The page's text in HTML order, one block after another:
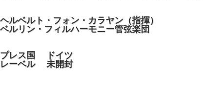
ヘルベルト・フォン・カラヤン（指揮）
ベルリン・フィルハーモニー管弦楽団
プレス国 ドイツ
レーベル 未開封